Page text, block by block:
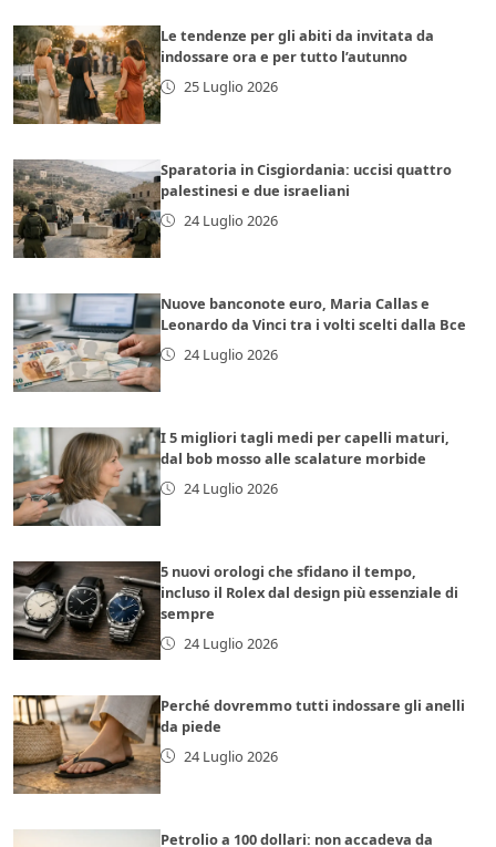
Le tendenze per gli abiti da invitata da
indossare ora e per tutto l’autunno
25 Luglio 2026
Sparatoria in Cisgiordania: uccisi quattro
palestinesi e due israeliani
24 Luglio 2026
Nuove banconote euro, Maria Callas e
Leonardo da Vinci tra i volti scelti dalla Bce
24 Luglio 2026
I 5 migliori tagli medi per capelli maturi,
dal bob mosso alle scalature morbide
24 Luglio 2026
5 nuovi orologi che sfidano il tempo,
incluso il Rolex dal design più essenziale di
sempre
24 Luglio 2026
Perché dovremmo tutti indossare gli anelli
da piede
24 Luglio 2026
Petrolio a 100 dollari: non accadeva da